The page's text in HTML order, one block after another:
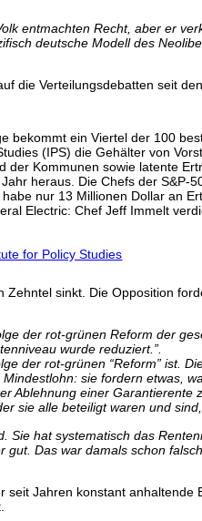
entmachten Recht, aber er
deutsche Modell des
die Verteilungsdebatten seit
bekommt ein Viertel der 100
(IPS) die Gehälter von
Kommunen sowie latente
heraus. Die Chefs der S&P-
nur 13 Millionen Dollar an
Electric: Chef Jeff Immelt
for Policy Studies
sinkt. Die Opposition
der rot-grünen Reform der
wurde reduziert.”.
der rot-grünen “Reform” ist.
sie fordern etwas,
Ablehnung einer Garantierente
sie alle beteiligt waren und
hat systematisch das
Das war damals schon
Jahren konstant